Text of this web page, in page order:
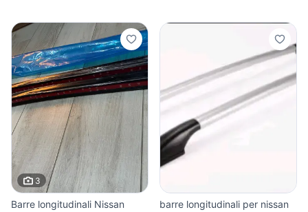
3
Barre longitudinali Nissan
barre longitudinali per nissan